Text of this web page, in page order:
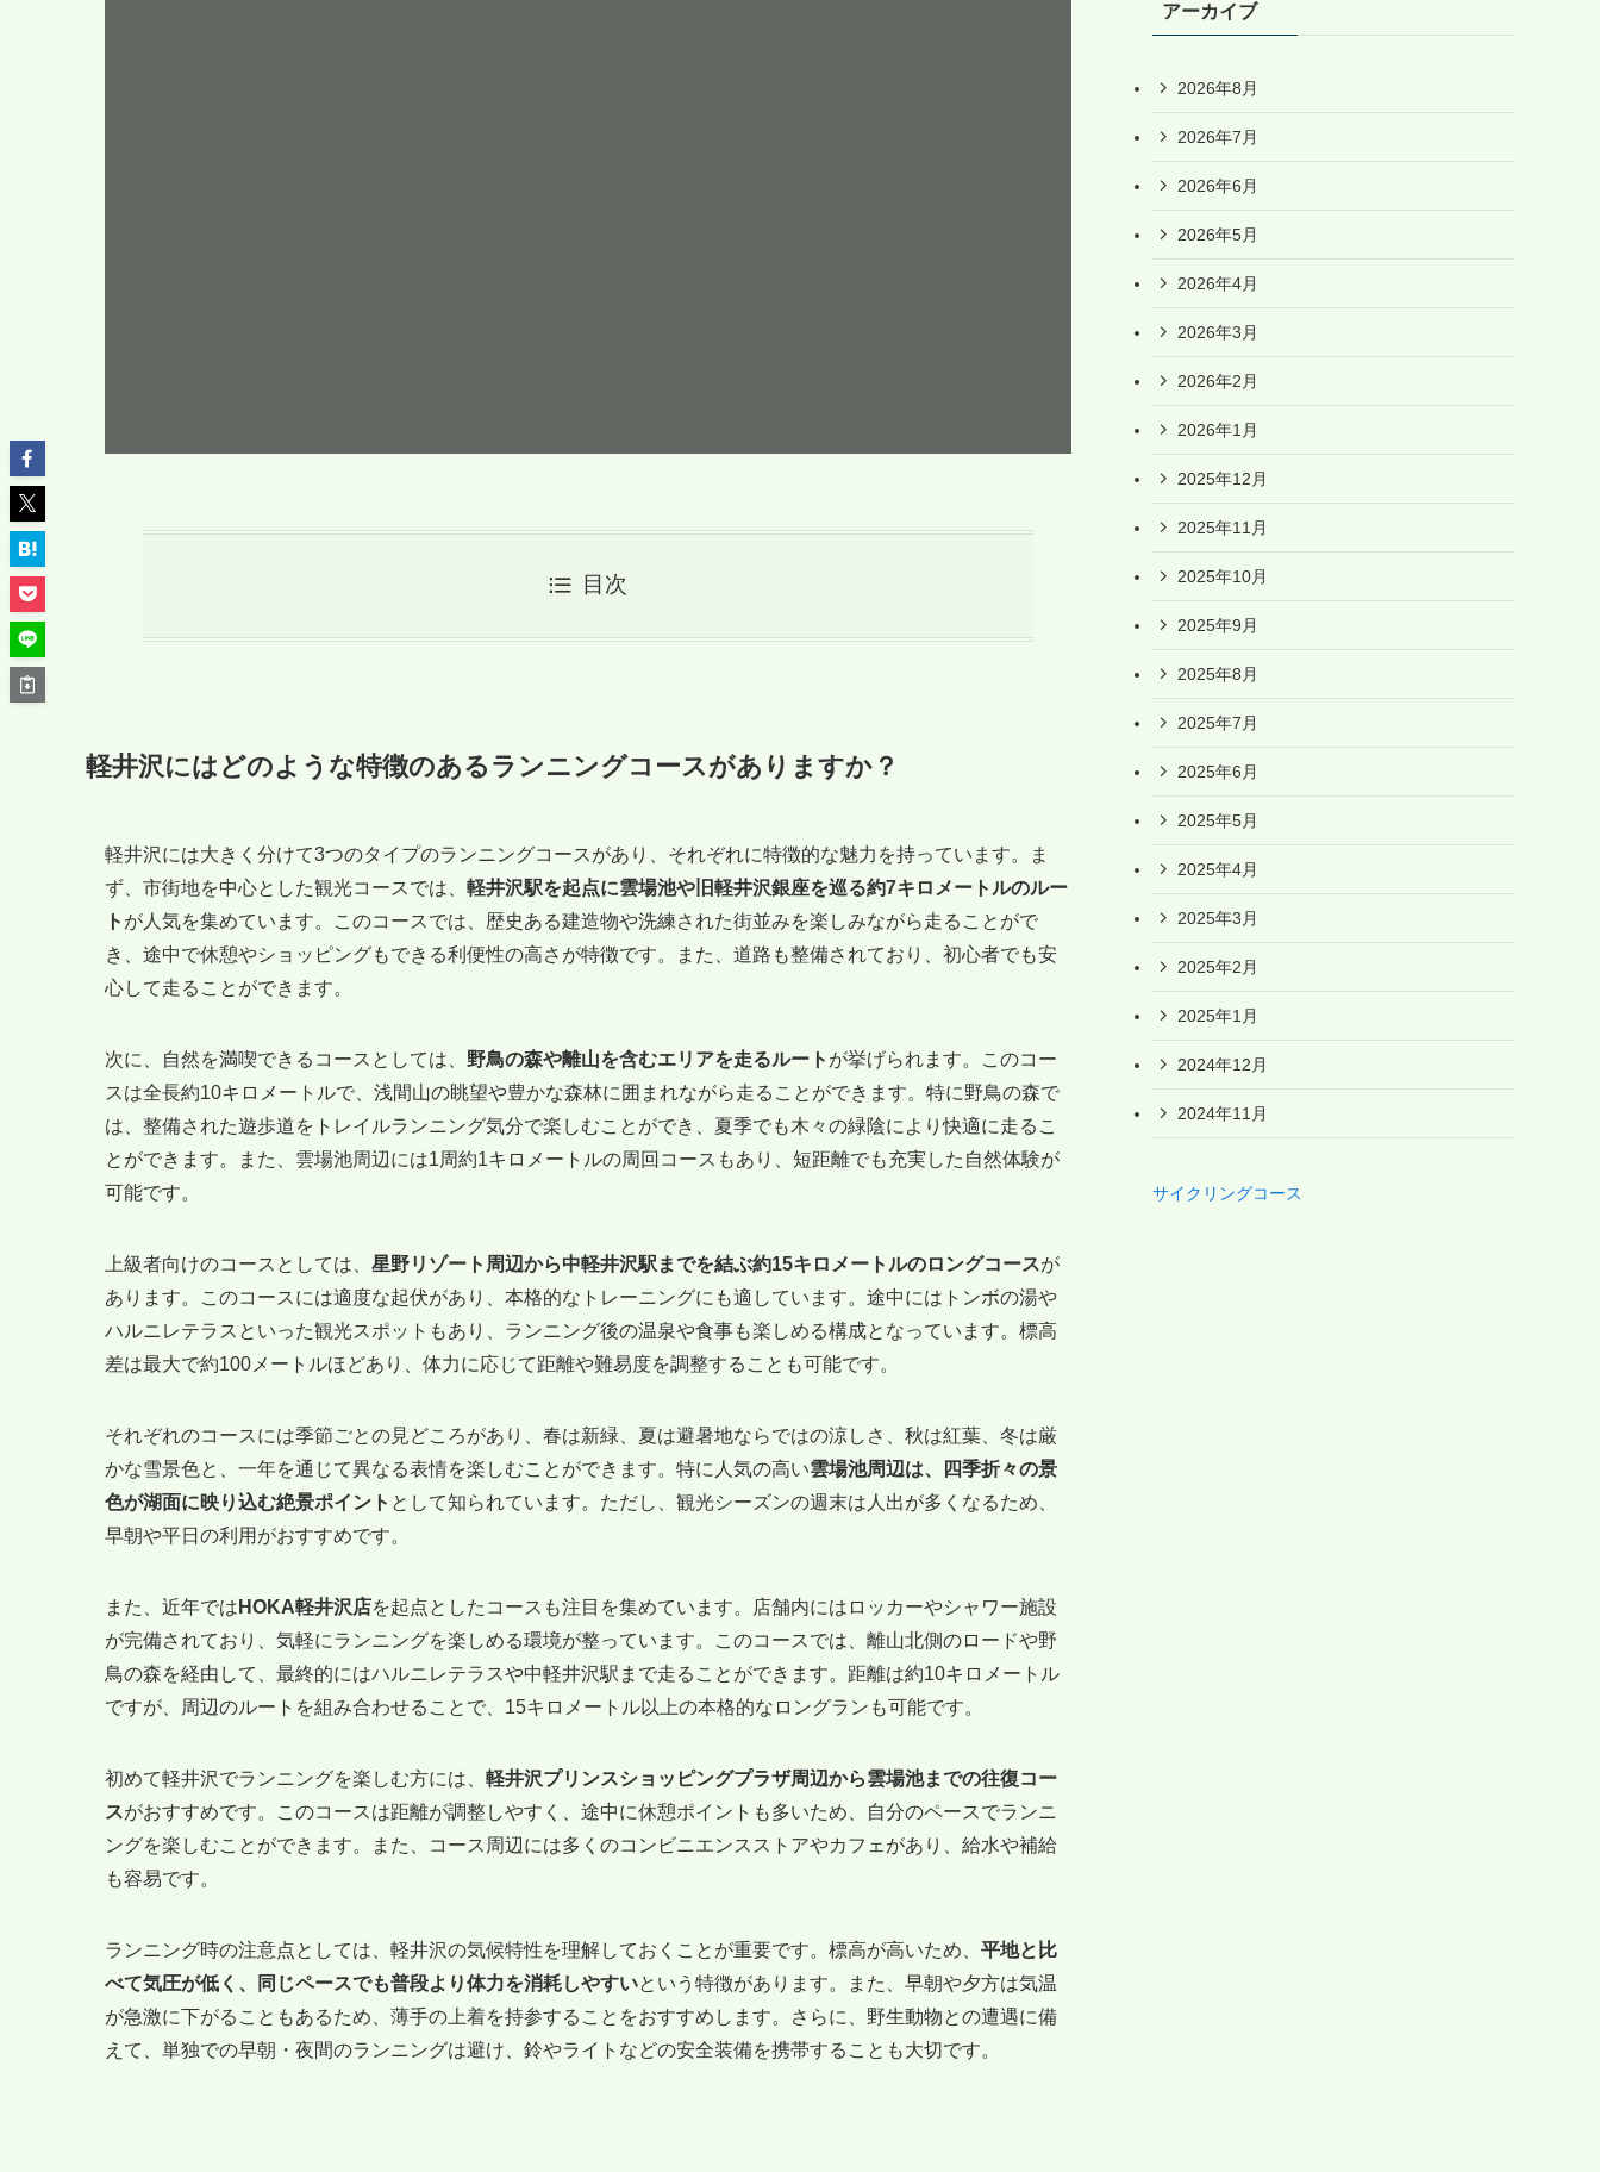
目次
軽井沢にはどのような特徴のあるランニングコースがありますか？
軽井沢には大きく分けて3つのタイプのランニングコースがあり、それぞれに特徴的な魅力を持っています。ま
ず、市街地を中心とした観光コースでは、 軽井沢駅を起点に雲場池や旧軽井沢銀座を巡る約7キロメートルのルー
ト が人気を集めています。このコースでは、歴史ある建造物や洗練された街並みを楽しみながら走ることがで
き、途中で休憩やショッピングもできる利便性の高さが特徴です。また、道路も整備されており、初心者でも安
心して走ることができます。
次に、自然を満喫できるコースとしては、 野鳥の森や離山を含むエリアを走るルート が挙げられます。このコー
スは全長約10キロメートルで、浅間山の眺望や豊かな森林に囲まれながら走ることができます。特に野鳥の森で
は、整備された遊歩道をトレイルランニング気分で楽しむことができ、夏季でも木々の緑陰により快適に走るこ
とができます。また、雲場池周辺には1周約1キロメートルの周回コースもあり、短距離でも充実した自然体験が
可能です。
上級者向けのコースとしては、 星野リゾート周辺から中軽井沢駅までを結ぶ約15キロメートルのロングコースが
あります。このコースには適度な起伏があり、本格的なトレーニングにも適しています。途中にはトンボの湯や
ハルニレテラスといった観光スポットもあり、ランニング後の温泉や食事も楽しめる構成となっています。標高
差は最大で約100メートルほどあり、体力に応じて距離や難易度を調整することも可能です。
それぞれのコースには季節ごとの見どころがあり、春は新緑、夏は避暑地ならではの涼しさ、秋は紅葉、冬は厳
かな雪景色と、一年を通じて異なる表情を楽しむことができます。特に人気の高い雲場池周辺は、四季折々の景
色が湖面に映り込む絶景ポイント として知られています。ただし、観光シーズンの週末は人出が多くなるため、
早朝や平日の利用がおすすめです。
また、近年では HOKA軽井沢店を起点としたコースも注目を集めています。店舗内にはロッカーやシャワー施設
が完備されており、気軽にランニングを楽しめる環境が整っています。このコースでは、離山北側のロードや野
鳥の森を経由して、最終的にはハルニレテラスや中軽井沢駅まで走ることができます。距離は約10キロメートル
ですが、周辺のルートを組み合わせることで、15キロメートル以上の本格的なロングランも可能です。
初めて軽井沢でランニングを楽しむ方には、 軽井沢プリンスショッピングプラザ周辺から雲場池までの往復コー
スがおすすめです。このコースは距離が調整しやすく、途中に休憩ポイントも多いため、自分のペースでランニ
ングを楽しむことができます。また、コース周辺には多くのコンビニエンスストアやカフェがあり、給水や補給
も容易です。
ランニング時の注意点としては、軽井沢の気候特性を理解しておくことが重要です。標高が高いため、 平地と比
べて気圧が低く、同じペースでも普段より体力を消耗しやすいという特徴があります。また、早朝や夕方は気温
が急激に下がることもあるため、薄手の上着を持参することをおすすめします。さらに、野生動物との遭遇に備
えて、単独での早朝・夜間のランニングは避け、鈴やライトなどの安全装備を携帯することも大切です。
アーカイブ
2026年8月
2026年7月
2026年6月
2026年5月
2026年4月
2026年3月
2026年2月
2026年1月
2025年12月
2025年11月
2025年10月
2025年9月
2025年8月
2025年7月
2025年6月
2025年5月
2025年4月
2025年3月
2025年2月
2025年1月
2024年12月
2024年11月
サイクリングコース